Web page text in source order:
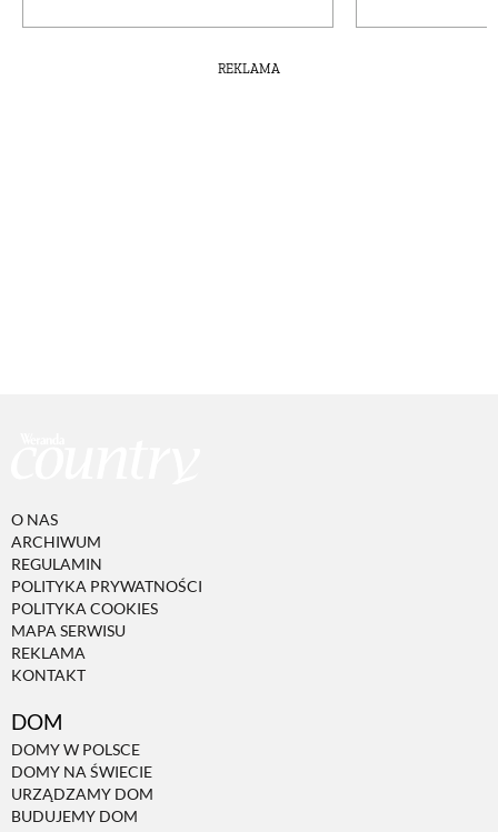
REKLAMA
O NAS
ARCHIWUM
REGULAMIN
POLITYKA PRYWATNOŚCI
POLITYKA COOKIES
MAPA SERWISU
REKLAMA
KONTAKT
DOM
DOMY W POLSCE
DOMY NA ŚWIECIE
URZĄDZAMY DOM
BUDUJEMY DOM